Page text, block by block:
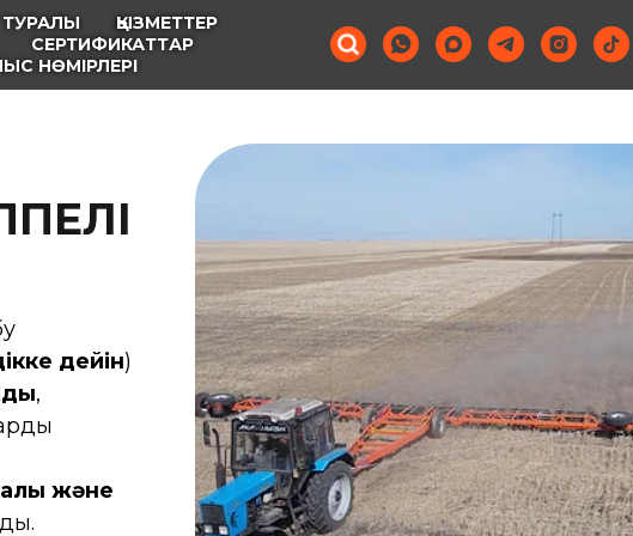
ҚЫЗМЕТТЕР
СЕРТИФИКАТТАР
НӨМІРЛЕРІ
дейін)
,
және